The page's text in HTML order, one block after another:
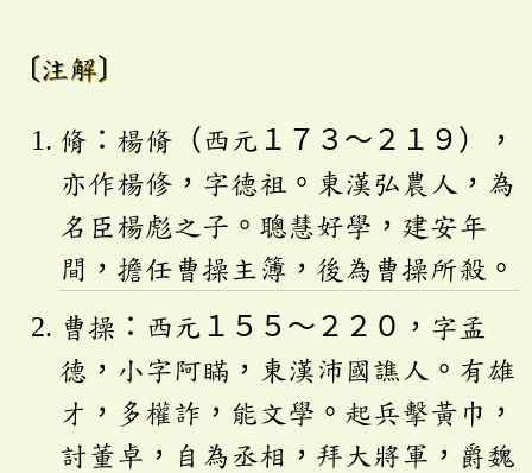
〔注解〕
脩：楊脩（西元１７３～２１９），
亦作楊修，字德祖。東漢弘農人，為
名臣楊彪之子。聰慧好學，建安年
間，擔任曹操主簿，後為曹操所殺。
曹操：西元１５５～２２０，字孟
德，小字阿瞞，東漢沛國譙人。有雄
才，多權詐，能文學。起兵擊黃巾，
討董卓，自為丞相，拜大將軍，爵魏